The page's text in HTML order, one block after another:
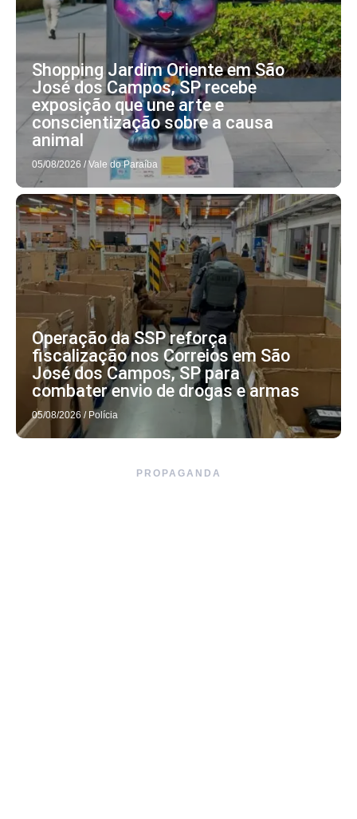
Shopping Jardim Oriente em São
José dos Campos, SP recebe
exposição que une arte e
conscientização sobre a causa
animal
05/08/2026 / Vale do Paraíba
Operação da SSP reforça
fiscalização nos Correios em São
José dos Campos, SP para
combater envio de drogas e armas
05/08/2026 / Polícia
PROPAGANDA